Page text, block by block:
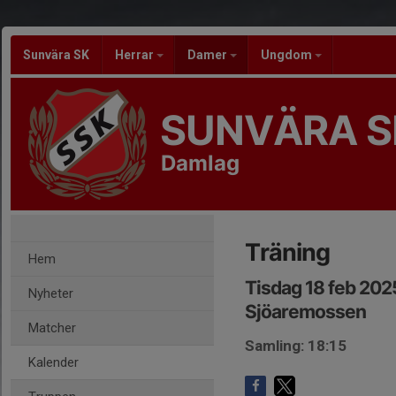
Sunvära SK Herrar Damer Ungdom
SUNVÄRA
Damlag
Hem
Nyheter
Matcher
Kalender
Träning
Tisdag 18 feb
Sjöaremossen
Samling: 18:15